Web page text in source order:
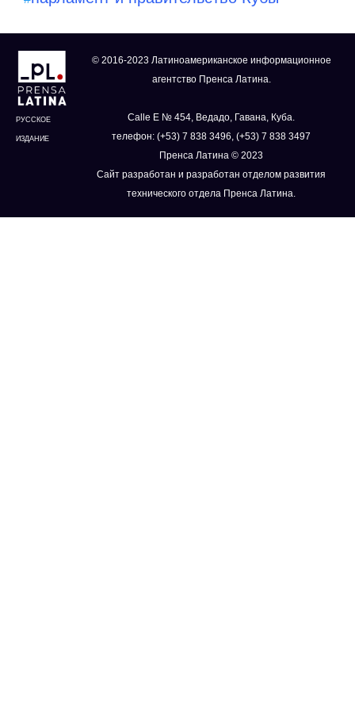
РУССКОЕ
ИЗДАНИЕ
© 2016-2023 Латиноамериканское информационное
агентство Пренса Латина.
Calle E № 454, Ведадо, Гавана, Куба.
телефон: (+53) 7 838 3496, (+53) 7 838 3497
Пренса Латина © 2023
Сайт разработан и разработан отделом развития
технического отдела Пренса Латина.